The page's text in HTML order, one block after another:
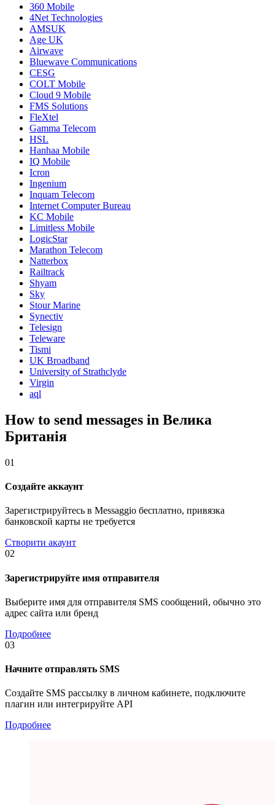
360 Mobile
4Net Technologies
AMSUK
Age UK
Airwave
Bluewave Communications
CESG
COLT Mobile
Cloud 9 Mobile
FMS Solutions
FleXtel
Gamma Telecom
HSL
Hanhaa Mobile
IQ Mobile
Icron
Ingenium
Inquam Telecom
Internet Computer Bureau
KC Mobile
Limitless Mobile
LogicStar
Marathon Telecom
Natterbox
Railtrack
Shyam
Sky
Stour Marine
Synectiv
Telesign
Teleware
Tismi
UK Broadband
University of Strathclyde
Virgin
aql
How to send messages in Велика
Британія
01
Создайте аккаунт
Зарегистрируйтесь в Messaggio бесплатно, привязка
банковской карты не требуется
Створити акаунт
02
Зарегистрируйте имя отправителя
Выберите имя для отправителя SMS сообщений, обычно это
адрес сайта или бренд
Подробнее
03
Начните отправлять SMS
Создайте SMS рассылку в личном кабинете, подключите
плагин или интегрируйте API
Подробнее